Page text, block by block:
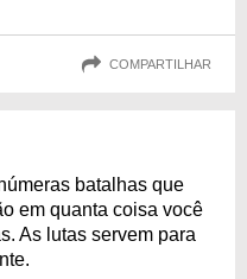
COMPARTILHAR
batalhas que
em quanta coisa você
As lutas servem para